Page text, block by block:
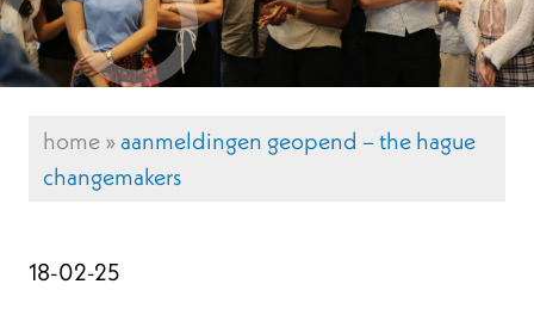
home»aanmeldingen geopend – the hague
changemakers
18-02-25